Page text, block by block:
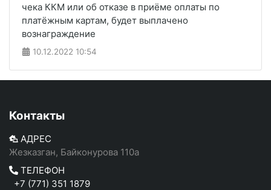
чека ККМ или об отказе в приёме оплаты по
платёжным картам, будет выплачено
вознаграждение
10.12.2022 10:54
Контакты
АДРЕС
Жезказган, Байконурова 110а
ТЕЛЕФОН
+7 (771) 351 1879